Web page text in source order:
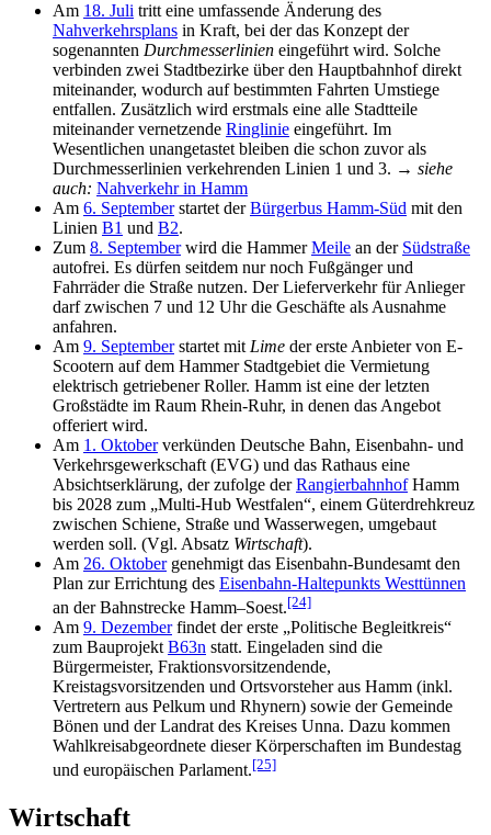
Am 18. Juli tritt eine umfassende Änderung des
Nahverkehrsplans in Kraft, bei der das Konzept der
sogenannten Durchmesserlinien eingeführt wird. Solche
verbinden zwei Stadtbezirke über den Hauptbahnhof direkt
miteinander, wodurch auf bestimmten Fahrten Umstiege
entfallen. Zusätzlich wird erstmals eine alle Stadtteile
miteinander vernetzende Ringlinie eingeführt. Im
Wesentlichen unangetastet bleiben die schon zuvor als
Durchmesserlinien verkehrenden Linien 1 und 3. → siehe
auch: Nahverkehr in Hamm
Am 6. Septemberstartet derBürgerbus Hamm-Süd mit den
Linien B1 und B2.
Zum 8. Septemberwird die HammerMeile an der Südstraße
autofrei. Es dürfen seitdem nur noch Fußgänger und
Fahrräder die Straße nutzen. Der Lieferverkehr für Anlieger
darf zwischen 7 und 12 Uhr die Geschäfte als Ausnahme
anfahren.
Am 9. Septemberstartet mit Lime der erste Anbieter von E-
Scootern auf dem Hammer Stadtgebiet die Vermietung
elektrisch getriebener Roller. Hamm ist eine der letzten
Großstädte im Raum Rhein-Ruhr, in denen das Angebot
offeriert wird.
Am 1. Oktoberverkünden Deutsche Bahn, Eisenbahn- und
Verkehrsgewerkschaft (EVG) und das Rathaus eine
Absichtserklärung, der zufolge derRangierbahnhofHamm
bis 2028 zum „Multi-Hub Westfalen“, einem Güterdrehkreuz
zwischen Schiene, Straße und Wasserwegen, umgebaut
werden soll. (Vgl. Absatz Wirtschaft).
Am 26. Oktobergenehmigt das Eisenbahn-Bundesamt den
Plan zur Errichtung des Eisenbahn-Haltepunkts Westtünnen
an der Bahnstrecke Hamm–Soest.[24]
Am 9. Dezemberfindet der erste „Politische Begleitkreis“
zum BauprojektB63n statt. Eingeladen sind die
Bürgermeister, Fraktionsvorsitzendende,
Kreistagsvorsitzenden und Ortsvorsteher aus Hamm (inkl.
Vertretern aus Pelkum und Rhynern) sowie der Gemeinde
Bönen und der Landrat des Kreises Unna. Dazu kommen
Wahlkreisabgeordnete dieser Körperschaften im Bundestag
und europäischen Parlament.[25]
Wirtschaft